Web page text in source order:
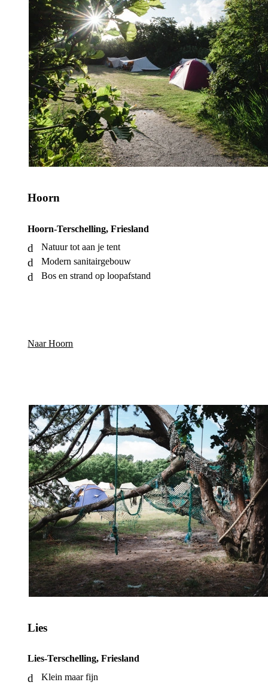
Hoorn
Hoorn-Terschelling, Friesland
Natuur tot aan je tent
Modern sanitairgebouw
Bos en strand op loopafstand
Naar Hoorn
Lies
Lies-Terschelling, Friesland
Klein maar fijn